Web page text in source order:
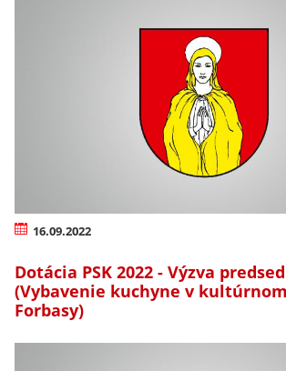
16.09.2022
Dotácia PSK 2022 - Výzva
(Vybavenie kuchyne v
Forbasy)